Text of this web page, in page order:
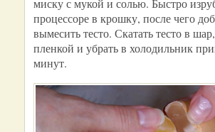
миску с мукой и солью. Быстро
процессоре в крошку, после чего
вымесить тесто. Скатать тесто в
пленкой и убрать в холодильник
минут.